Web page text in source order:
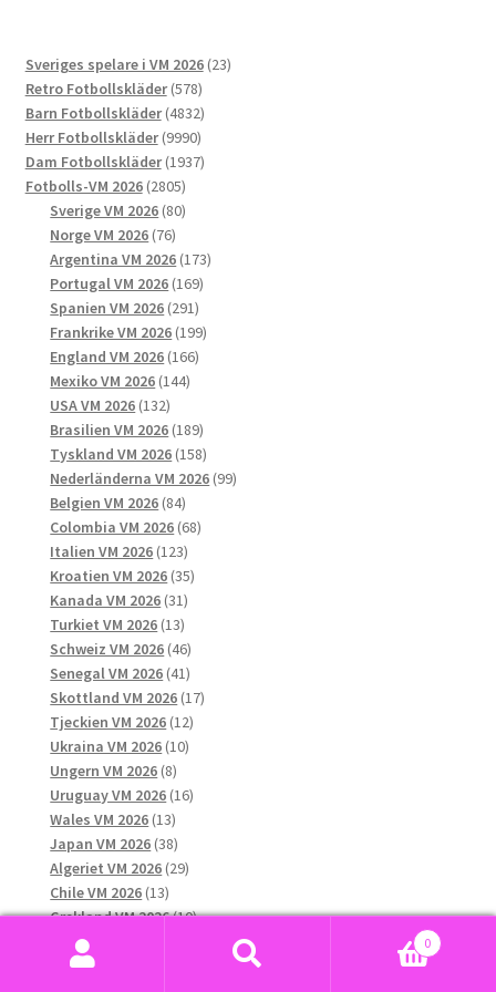
Sveriges spelare i VM 2026 2323
Retro Fotbollskläder 578578
produkter
Barn Fotbollskläder 48324832
produkter
Herr Fotbollskläder 99909990
produkter
Dam Fotbollskläder 19371937
Fotbolls-VM 2026 28052805
produkter
Sverige VM 2026 8080
Norge VM 2026 7676
produkter
Argentina VM 2026 173173
Portugal VM 2026 169169
Spanien VM 2026 291291
produkter
Frankrike VM 2026 199199
England VM 2026 166166
Mexiko VM 2026 144144
USA VM 2026 132132
produkter
Brasilien VM 2026 189189
produkter
Tyskland VM 2026 158158
produkter
Nederländerna VM 2026 9999
Belgien VM 2026 8484
produkter
Colombia VM 2026 6868
Italien VM 2026 123123
produkter
Kroatien VM 2026 3535
Kanada VM 2026 3131
produkter
Turkiet VM 2026 1313
produkter
Schweiz VM 2026 4646
produkter
Senegal VM 2026 4141
produkter
Skottland VM 2026 1717
Tjeckien VM 2026 1212
Ukraina VM 2026 1010
Ungern VM 2026 88
produkter
Uruguay VM 2026 1616
Wales VM 2026 1313
produkter
Japan VM 2026 3838
produkter
Algeriet VM 2026 2929
Chile VM 2026 1313
produkter
Grekland VM 2026 1010
produkter
Qatar VM 2026
produkter
Nya Zeeland VM 2026
0